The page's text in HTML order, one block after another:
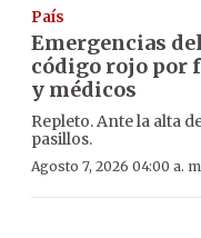
País
Emergencias
código rojo por
y médicos
Repleto. Ante la alta
pasillos.
Agosto 7, 2026 04:00 a.